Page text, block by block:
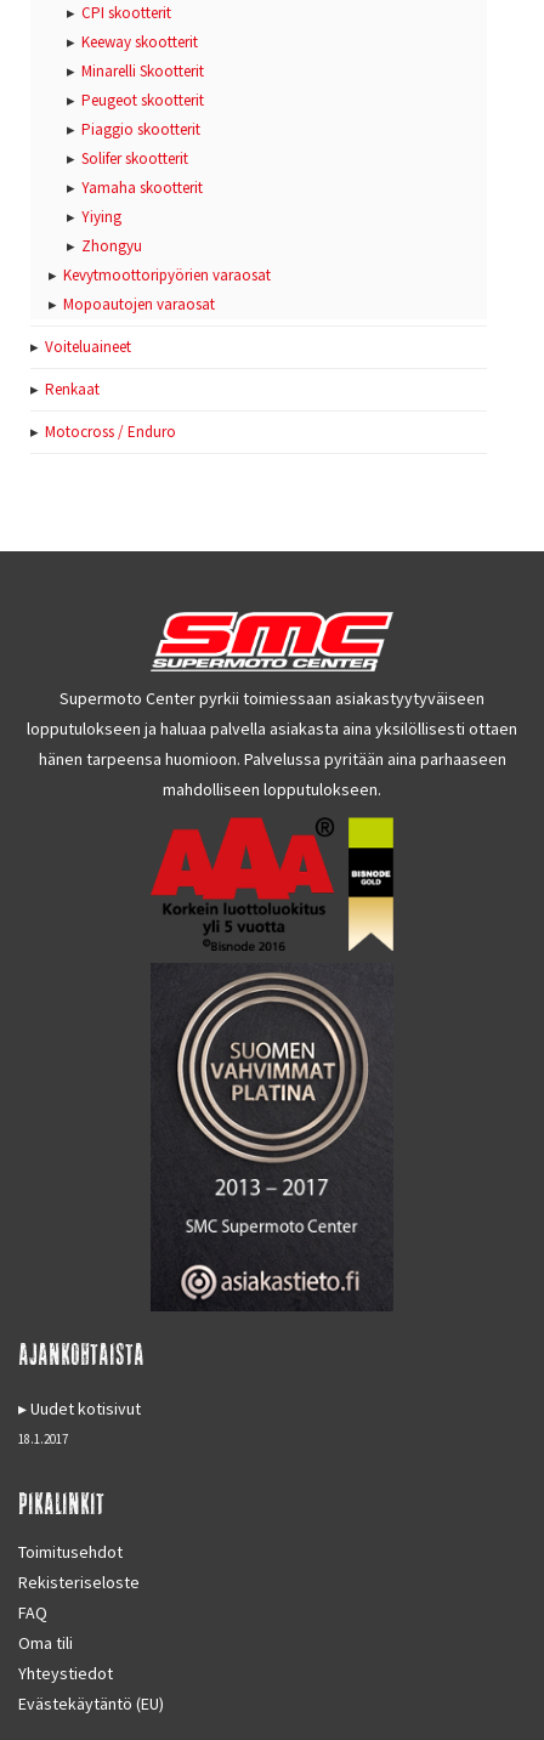
CPI skootterit
Keeway skootterit
Minarelli Skootterit
Peugeot skootterit
Piaggio skootterit
Solifer skootterit
Yamaha skootterit
Yiying
Zhongyu
Kevytmoottoripyörien varaosat
Mopoautojen varaosat
Voiteluaineet
Renkaat
Motocross / Enduro
Supermoto Center pyrkii toimiessaan asiakastyytyväiseen
lopputulokseen ja haluaa palvella asiakasta aina yksilöllisesti ottaen
hänen tarpeensa huomioon. Palvelussa pyritään aina parhaaseen
mahdolliseen lopputulokseen.
AJANKOHTAISTA
Uudet kotisivut
18.1.2017
PIKALINKIT
Toimitusehdot
Rekisteriseloste
FAQ
Oma tili
Yhteystiedot
Evästekäytäntö (EU)